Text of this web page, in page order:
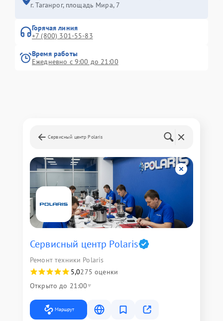
г. Таганрог, площадь Мира, 7
Горячая линия
+7 (800) 301-55-83
Время работы
Ежедневно с 9:00 до 21:00
Сервисный центр Polaris
Сервисный центр Polaris
Ремонт техники Polaris
5,0275 оценки
Открыто до 21:00
Маршрут